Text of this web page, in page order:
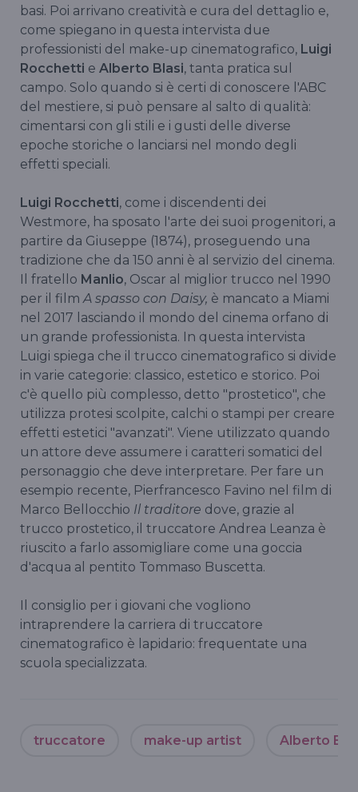
basi. Poi arrivano creatività e cura del dettaglio e,
come spiegano in questa intervista due
professionisti del make-up cinematografico, Luigi
Rocchetti e Alberto Blasi, tanta pratica sul
campo. Solo quando si è certi di conoscere l'ABC
del mestiere, si può pensare al salto di qualità:
cimentarsi con gli stili e i gusti delle diverse
epoche storiche o lanciarsi nel mondo degli
effetti speciali.
Luigi Rocchetti, come i discendenti dei
Westmore, ha sposato l'arte dei suoi progenitori, a
partire da Giuseppe (1874), proseguendo una
tradizione che da 150 anni è al servizio del cinema.
Il fratello Manlio, Oscar al miglior trucco nel 1990
per il filmA spasso con Daisy, è mancato a Miami
nel 2017 lasciando il mondo del cinema orfano di
un grande professionista. In questa intervista
Luigi spiega che il trucco cinematografico si divide
in varie categorie: classico, estetico e storico. Poi
c'è quello più complesso, detto "prostetico", che
utilizza protesi scolpite, calchi o stampi per creare
effetti estetici "avanzati". Viene utilizzato quando
un attore deve assumere i caratteri somatici del
personaggio che deve interpretare. Per fare un
esempio recente, Pierfrancesco Favino nel film di
Marco Bellocchio Il traditore dove, grazie al
trucco prostetico, il truccatore Andrea Leanza è
riuscito a farlo assomigliare come una goccia
d'acqua al pentito Tommaso Buscetta.
Il consiglio per i giovani che vogliono
intraprendere la carriera di truccatore
cinematografico è lapidario: frequentate una
scuola specializzata.
truccatore make-up artist Alberto